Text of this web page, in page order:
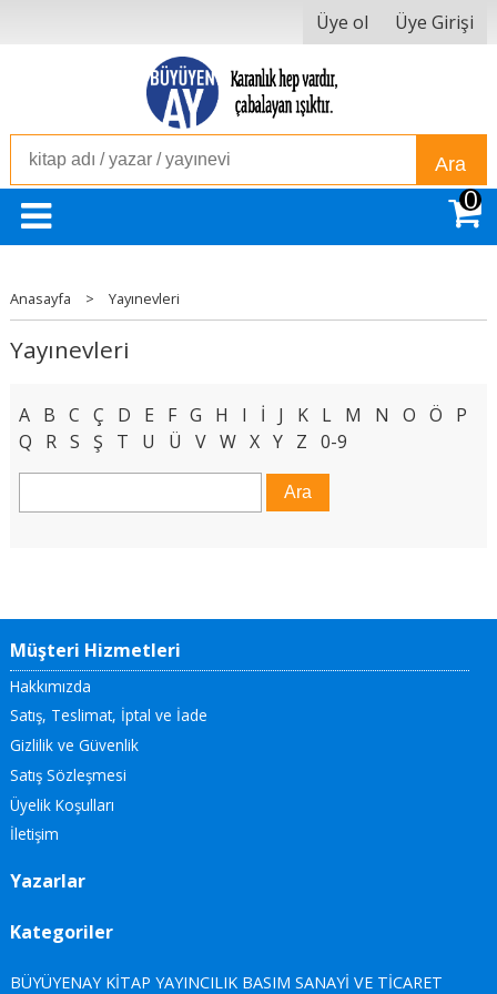
Üye ol Üye Girişi
Ara
0
Anasayfa > Yayınevleri
Yayınevleri
A B C Ç D E F G H I İ J K L M N O Ö
P
Q
R S Ş T U Ü V W X Y Z 0-9
Müşteri Hizmetleri
Hakkımızda
Satış, Teslimat, İptal ve İade
Gizlilik ve Güvenlik
Satış Sözleşmesi
Üyelik Koşulları
İletişim
Yazarlar
Kategoriler
BÜYÜYENAY KİTAP YAYINCILIK BASIM SANAYİ VE TİCARET